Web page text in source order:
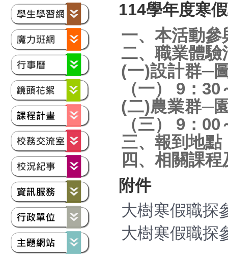
114學年度寒
一、本活動
二、職業體驗
(一)設計群─
（一） 9：
(二)農業群─
（三） 9：
三、報到地點
四、相關課
附件
大樹寒假職探
大樹寒假職探